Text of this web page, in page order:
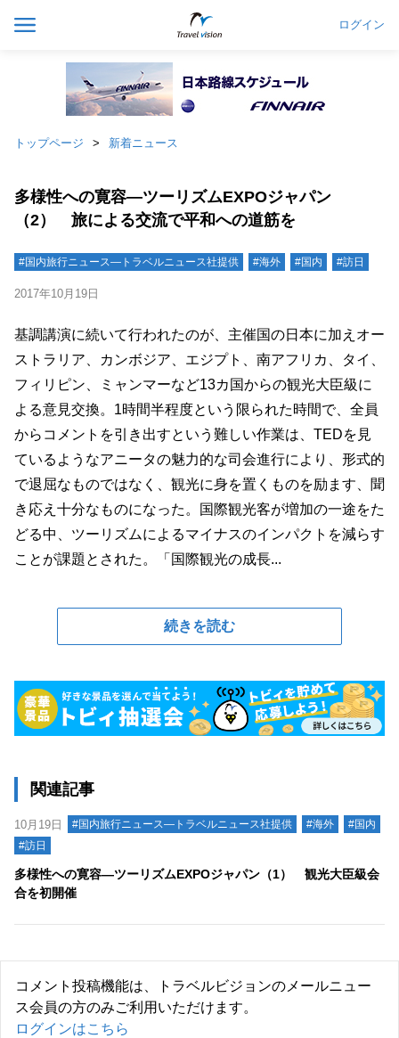
ログイン
トップページ 新着ニュース
多様性への寛容―ツーリズムEXPOジャパン
（2） 旅による交流で平和への道筋を
#国内旅行ニュース―トラベルニュース社提供 #海外 #国内 #訪日
2017年10月19日
基調講演に続いて行われたのが、主催国の日本に加えオー
ストラリア、カンボジア、エジプト、南アフリカ、タイ、
フィリピン、ミャンマーなど13カ国からの観光大臣級に
よる意見交換。1時間半程度という限られた時間で、全員
からコメントを引き出すという難しい作業は、TEDを見
ているようなアニータの魅力的な司会進行により、形式的
で退屈なものではなく、観光に身を置くものを励ます、聞
き応え十分なものになった。国際観光客が増加の一途をた
どる中、ツーリズムによるマイナスのインパクトを減らす
ことが課題とされた。「国際観光の成長...
続きを読む
関連記事
10月19日 #国内旅行ニュース―トラベルニュース社提供 #海外
#国内
#訪日
多様性への寛容―ツーリズムEXPOジャパン（1） 観光大臣級会
合を初開催
コメント投稿機能は、トラベルビジョンのメールニュー
ス会員の方のみご利用いただけます。
ログインはこちら